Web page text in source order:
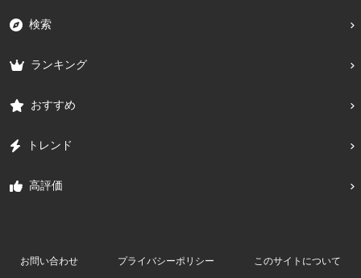
検索
ランキング
おすすめ
トレンド
高評価
お問い合わせ プライバシーポリシー このサイトについて